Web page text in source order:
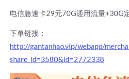
电信急速卡29元70G通用流量+30G
下单链接：
http://gantanhao.vip/webapp/
share_id=3580&id=2772338